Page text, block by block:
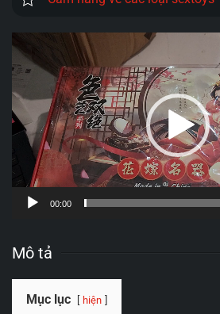
chơi
Video
00:00
Mô tả
Mục lục hiện